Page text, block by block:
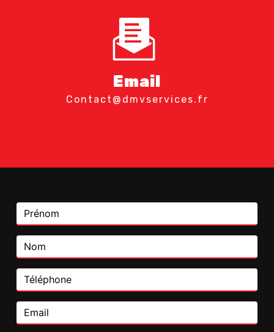
Email
contact@dmvservices.fr